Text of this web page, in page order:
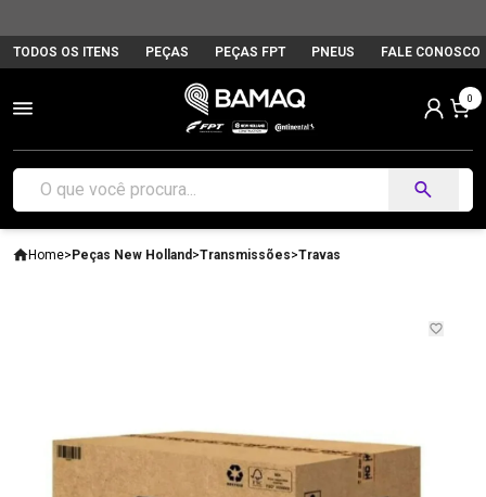
TODOS OS ITENS PEÇAS PEÇAS FPT PNEUS FALE CONOSCO
0
Home>Peças New Holland >Transmissões>Travas